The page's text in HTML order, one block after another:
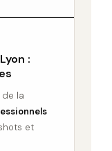
:
la
et